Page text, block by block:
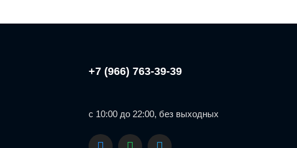
+7 (966) 763-39-39
с 10:00 до 22:00, без выходных